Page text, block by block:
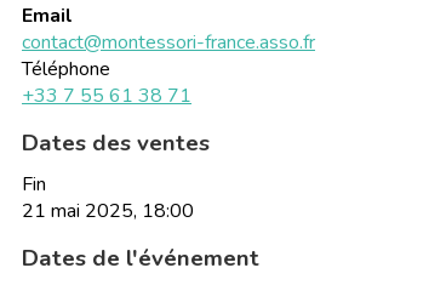
Email
contact@montessori-france.asso.fr
Téléphone
+33 7 55 61 38 71
Dates des ventes
Fin
21 mai 2025, 18:00
Dates de l'événement